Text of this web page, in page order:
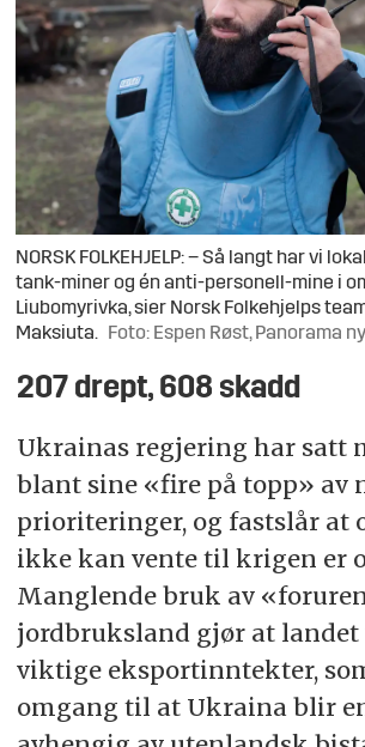
NORSK FOLKEHJELP: – Så langt har vi
tank-miner og én anti-personell-mine i
Liubomyrivka, sier Norsk Folkehjelps
Maksiuta.
Foto: Espen Røst, Panorama
207 drept, 608 skadd
Ukrainas regjering har satt
blant sine «fire på topp» av
prioriteringer, og fastslår at
ikke kan vente til krigen er
Manglende bruk av
jordbruksland gjør at landet
viktige eksportinntekter,
omgang til at Ukraina blir